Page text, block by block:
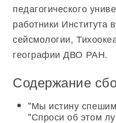
педагогического
работники Института
сейсмологии,
географии ДВО РАН.
Содержание
"Мы истину
"Спроси об этом